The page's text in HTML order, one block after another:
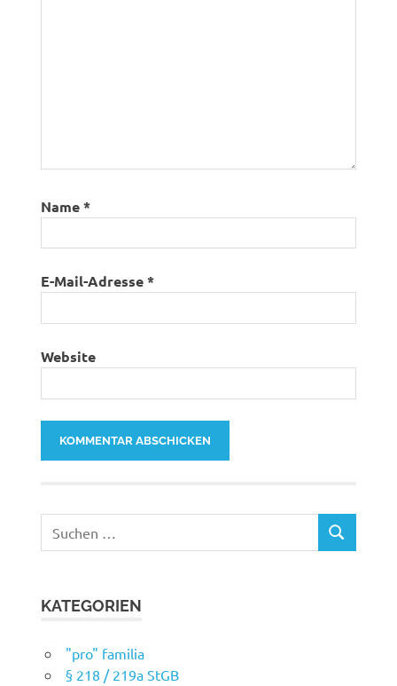
Name*
E-Mail-Adresse*
Website
nach:
SUCHEN
KATEGORIEN
"pro" familia
§ 218 / 219a StGB